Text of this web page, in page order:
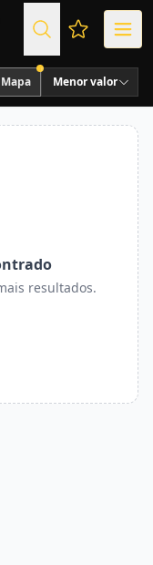
Favoritos
Mapa Menor valor
resultados.